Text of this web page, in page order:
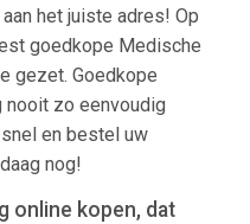
het juiste adres! Op
goedkope Medische
gezet. Goedkope
nooit zo eenvoudig
en bestel uw
nog!
online kopen, dat